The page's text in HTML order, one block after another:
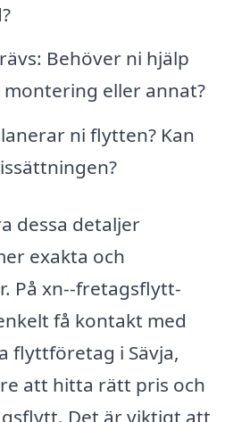
Behöver ni hjälp
eller annat?
ni flytten? Kan
dessa detaljer
exakta och
På xn--fretagsflytt-
få kontakt med
flyttföretag i Sävja,
att hitta rätt pris och
Det är viktigt att